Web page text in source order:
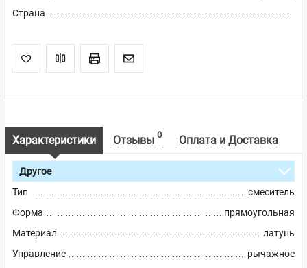
Страна
Характеристики Отзывы 0 Оплата и Доставка
Другое
Тип
смеситель
Форма
прямоугольная
Материал
латунь
Управление
рычажное